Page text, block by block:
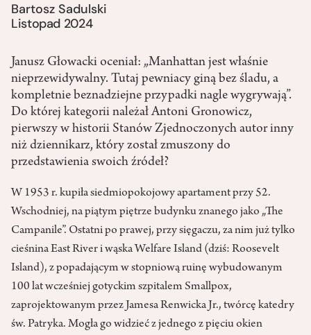
Bartosz Sadulski
Listopad 2024
Janusz Głowacki oceniał: „Manhattan jest właśnie
nieprzewidywalny. Tutaj pewniacy giną bez śladu, a
kompletnie beznadziejne przypadki nagle wygrywają”.
Do której kategorii należał Antoni Gronowicz,
pierwszy w historii Stanów Zjednoczonych autor inny
niż dziennikarz, który został zmuszony do
przedstawienia swoich źródeł?
W 1953 r. kupiła siedmiopokojowy apartament przy 52.
Wschodniej, na piątym piętrze budynku znanego jako „The
Campanile”. Ostatni po prawej, przy sięgaczu, za nim już tylko
cieśnina East River i wąska Welfare Island (dziś: Roosevelt
Island), z popadającym w stopniową ruinę wybudowanym
100 lat wcześniej gotyckim szpitalem Smallpox,
zaprojektowanym przez Jamesa Renwicka Jr., twórcę katedry
św. Patryka. Mogła go widzieć z jednego z pięciu okien